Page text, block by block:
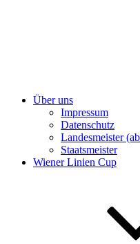
Über uns
Impressum
Datenschutz
Landesmeister
Staatsmeister
Wiener Linien Cup